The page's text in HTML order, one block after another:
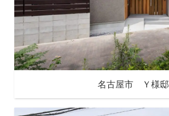
名古屋市 Ｙ様邸